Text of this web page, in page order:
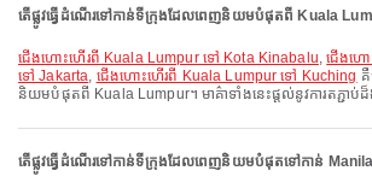
តើផ្លូវធ្វើដំណើរទៅកាន់ទីក្រុងដែលពេញនិយមបំផុតពី Kuala
ជើងហោះហើរពី Kuala Lumpur ទៅ Kota Kinabalu,ជើងហោ
ទៅ Jakarta, ជើងហោះហើរពី Kuala Lumpur ទៅ Kuching
និយមបំផុតពី Kuala Lumpur។ មាគ៌ាទាំងនេះផ្តល់នូវការតភ្ជា
តើផ្លូវធ្វើដំណើរទៅកាន់ទីក្រុងដែលពេញនិយមបំផុតទៅកាន់ Manila